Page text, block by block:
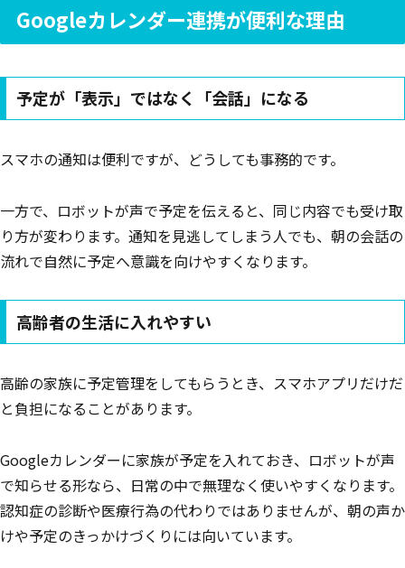
Googleカレンダー連携が便利な理由
予定が「表示」ではなく「会話」になる
スマホの通知は便利ですが、どうしても事務的です。
一方で、ロボットが声で予定を伝えると、同じ内容でも受け取
り方が変わります。通知を見逃してしまう人でも、朝の会話の
流れで自然に予定へ意識を向けやすくなります。
高齢者の生活に入れやすい
高齢の家族に予定管理をしてもらうとき、スマホアプリだけだ
と負担になることがあります。
Googleカレンダーに家族が予定を入れておき、ロボットが声
で知らせる形なら、日常の中で無理なく使いやすくなります。
認知症の診断や医療行為の代わりではありませんが、朝の声か
けや予定のきっかけづくりには向いています。